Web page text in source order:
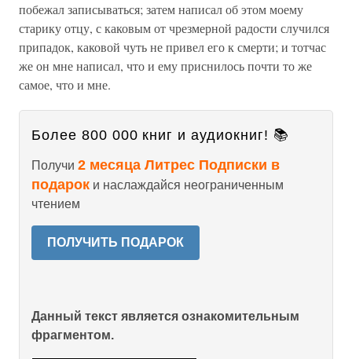
побежал записываться; затем написал об этом моему
старику отцу, с каковым от чрезмерной радости случился
припадок, каковой чуть не привел его к смерти; и тотчас
же он мне написал, что и ему приснилось почти то же
самое, что и мне.
Более 800 000 книг и аудиокниг! 📚
Получи 2 месяца Литрес Подписки в
подарок и наслаждайся неограниченным
чтением
ПОЛУЧИТЬ ПОДАРОК
Данный текст является ознакомительным
фрагментом.